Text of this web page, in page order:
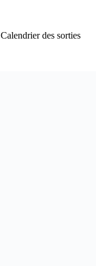
Calendrier des sorties